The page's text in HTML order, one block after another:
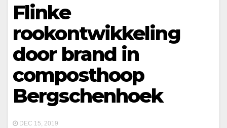
Flinke
rookontwikkeling
door brand in
composthoop
Bergschenhoek
DEC 15, 2019